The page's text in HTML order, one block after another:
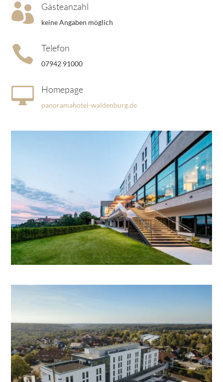
 Gästeanzahl
keine Angaben möglich
 Telefon
07942 91000
 Homepage
panoramahotel-waldenburg.de